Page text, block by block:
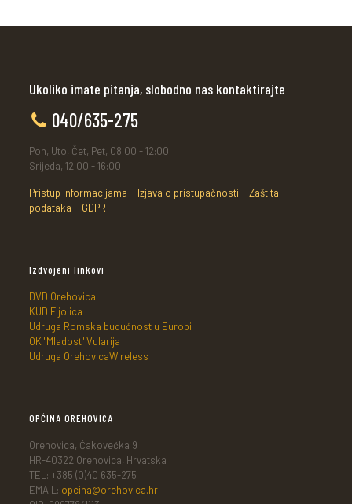
Ukoliko imate pitanja, slobodno nas kontaktirajte
040/635-275
Pon, Uto, Čet, Pet, 08:00 - 12:00
Srijeda, 12:00 - 16:00
Pristup informacijama Izjava o pristupačnosti
Zaštita
podataka
GDPR
Izdvojeni linkovi
DVD Orehovica
KUD Fijolica
Udruga Romska budućnost u Europi
OK "Mladost" Vularija
Udruga OrehovicaWireless
OPĆINA OREHOVICA
Orehovica, Čakovečka 9
HR-40322 Orehovica, Hrvatska
TEL: +385 (0)40 635-275
EMAIL: opcina@orehovica.hr